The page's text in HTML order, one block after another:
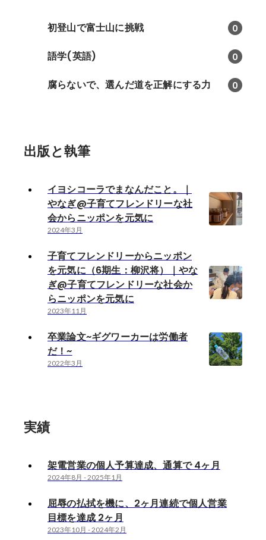
初登山で富士山に挑戦 0
語学(英語) 0
腐らないで、選んだ道を正解にする力 0
出版と執筆
イヨシコーラでまなんだこと。｜
やなぎ@子育てフレンドリーな社
会からニッポンを元気に
2024年3月
子育てフレンドリーからニッポン
を元気に（6期生：柳沢将）｜やな
ぎ@子育てフレンドリーな社会か
らニッポンを元気に
2023年11月
卒業論文~ギグワーカーは労働者
だ！~
2022年3月
実績
架電営業の個人予算達成、通算で 4ヶ月
2024年8月 -2025年1月
屈辱の払拭を機に、2ヶ月連続で個人営業
目標を達成 2ヶ月
2023年10月 -2024年2月